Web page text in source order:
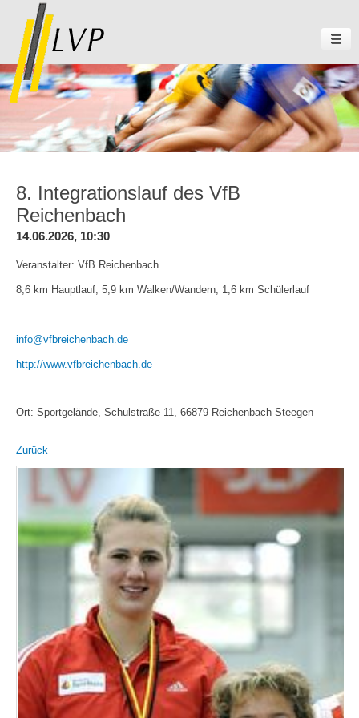
8. Integrationslauf des VfB
Reichenbach
14.06.2026, 10:30
Veranstalter: VfB Reichenbach
8,6 km Hauptlauf; 5,9 km Walken/Wandern, 1,6 km Schülerlauf
info@vfbreichenbach.de
http://www.vfbreichenbach.de
Ort: Sportgelände, Schulstraße 11, 66879 Reichenbach-Steegen
Zurück